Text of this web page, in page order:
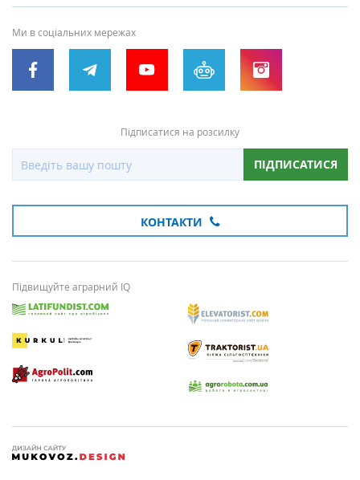
Ми в соціальних мережах
Підписатися на розсилку
ПІДПИСАТИСЯ
КОНТАКТИ
Підвищуйте аграрний IQ